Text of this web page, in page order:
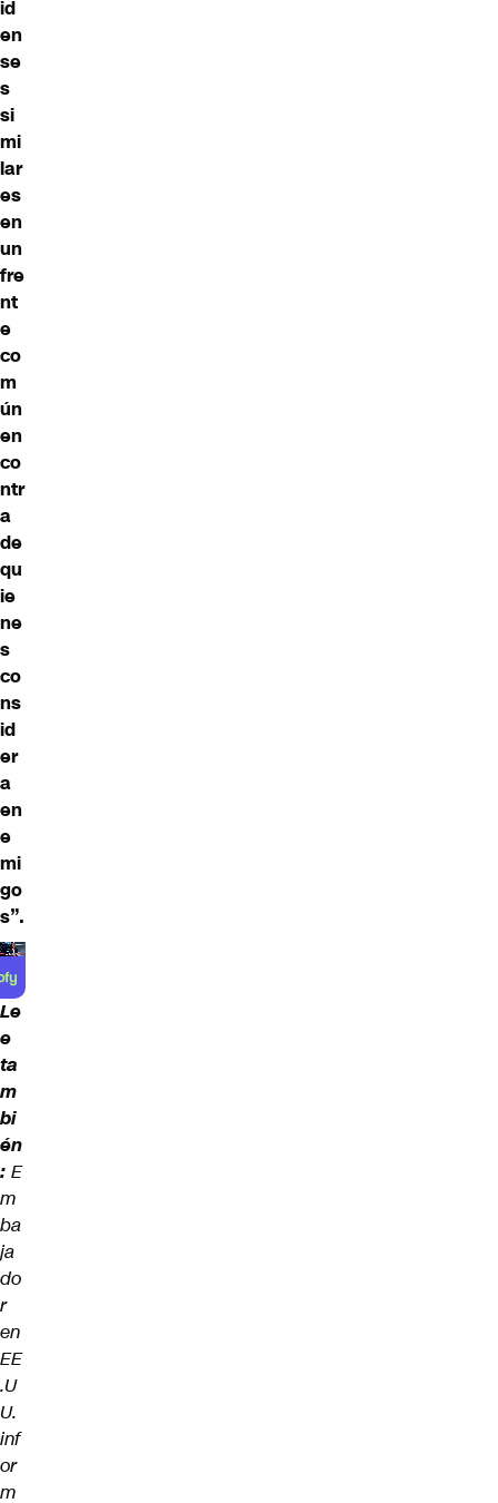
id
en
se
s
si
mi
lar
es
en
un
fre
nt
e
co
m
ún
en
co
ntr
a
de
qu
ie
ne
s
co
ns
id
er
a
en
e
mi
go
s”.
Le
e
ta
m
bi
én
: E
m
ba
ja
do
r
en
EE
.U
U.
inf
or
m